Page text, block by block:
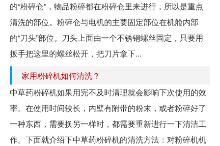
的“粉碎仓”，物品粉碎都在粉碎仓里来进行，所以是重点
清洗的部位。粉碎仓与电机的主要固定部位在机舱内部
的“刀头”部位。刀头上面由一个不锈钢螺丝固定，只要用
扳手把这里的螺丝松开，把刀片拿下...
家用粉碎机如何清洗？
中草药粉碎机如果用完不及时清理就会影响下次使用的效
率。在使用时间较长，内壁有附带的粉末，或者粉碎好了
一种东西，需要换另一样时，都需要重新进行一下清洁工
作。下面就介绍下中草药粉碎机的清洗方法：对粉碎机机